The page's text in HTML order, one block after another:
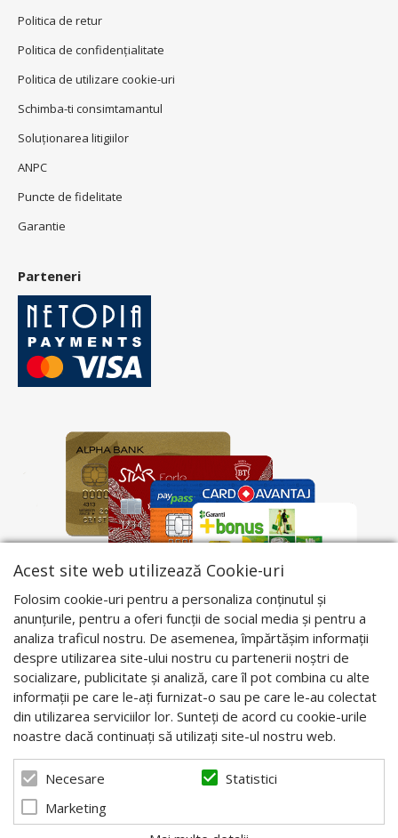
Politica de retur
Politica de confidenţialitate
Politica de utilizare cookie-uri
Schimba-ti consimtamantul
Soluționarea litigiilor
ANPC
Puncte de fidelitate
Garantie
Parteneri
Acest site web utilizează Cookie-uri
Folosim cookie-uri pentru a personaliza conținutul și
anunțurile, pentru a oferi funcții de social media și pentru a
analiza traficul nostru. De asemenea, împărtășim informații
despre utilizarea site-ului nostru cu partenerii noștri de
socializare, publicitate și analiză, care îl pot combina cu alte
informații pe care le-ați furnizat-o sau pe care le-au colectat
din utilizarea serviciilor lor. Sunteți de acord cu cookie-urile
noastre dacă continuați să utilizați site-ul nostru web.
Necesare
Statistici
Marketing